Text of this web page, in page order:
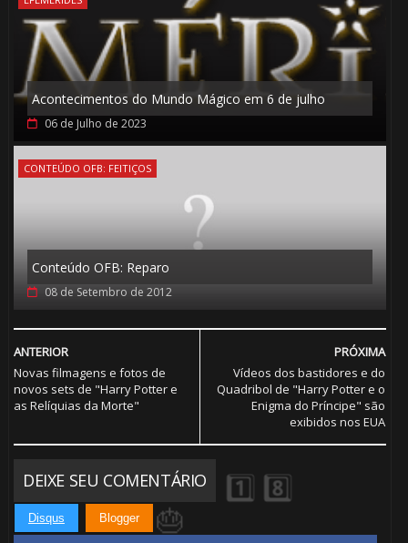
Acontecimentos do Mundo Mágico em 6 de julho
06 de Julho de 2023
CONTEÚDO OFB: FEITIÇOS
Conteúdo OFB: Reparo
08 de Setembro de 2012
PRÓXIMA
Vídeos dos bastidores e do
Quadribol de "Harry Potter e o
Enigma do Príncipe" são
exibidos nos EUA
ANTERIOR
Novas filmagens e fotos de
novos sets de "Harry Potter e
as Relíquias da Morte"
DEIXE SEU COMENTÁRIO
Disqus Blogger
⚡
⚡